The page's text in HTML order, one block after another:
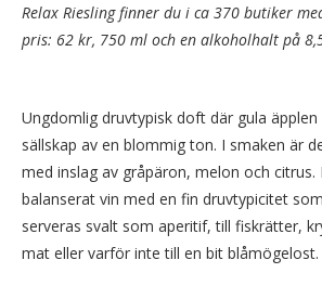
Relax Riesling finner du i ca 370 butiker
pris: 62 kr, 750 ml och en alkoholhalt på
Ungdomlig druvtypisk doft där gula
sällskap av en blommig ton. I smaken är
med inslag av gråpäron, melon och
balanserat vin med en fin druvtypicitet
serveras svalt som aperitif, till fiskrätter,
mat eller varför inte till en bit blåmögelost.